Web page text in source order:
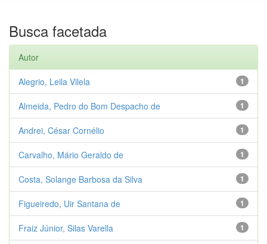
Busca facetada
Autor
1
Alegrio, Leila Vilela
1
Almeida, Pedro do Bom Despacho de
1
Andrei, César Cornélio
1
Carvalho, Mário Geraldo de
1
Costa, Solange Barbosa da Silva
1
Figueiredo, Uir Santana de
1
Fraiz Júnior, Silas Varella